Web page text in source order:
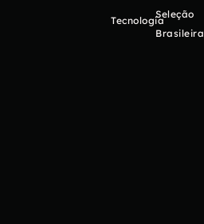
Tecnologia
Seleção
Brasileira